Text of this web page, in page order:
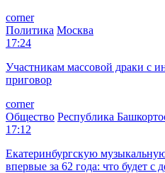
corner
Политика Москва
17:24
Участникам массовой драки с
приговор
corner
Общество Республика
17:12
Екатеринбургскую
впервые за 62 года: что будет с